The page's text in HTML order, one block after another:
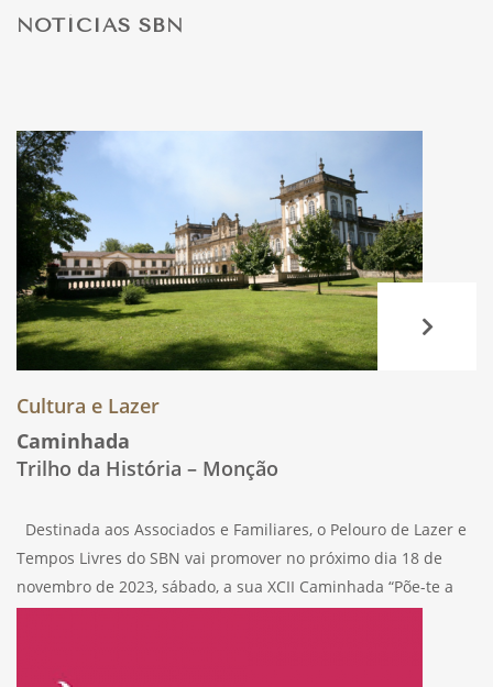
NOTÍCIAS SBN
Cultura e Lazer
Caminhada
Trilho da História – Monção
Destinada aos Associados e Familiares, o Pelouro de Lazer e
Tempos Livres do SBN vai promover no próximo dia 18 de
novembro de 2023, sábado, a sua XCII Caminhada “Põe-te a
andar, pela tua saúde …”, percorrendo caminhos locais